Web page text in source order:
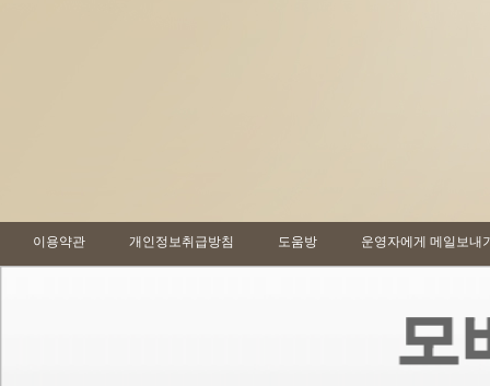
이용약관 개인정보취급방침 도움방 운영자에게 메일보내